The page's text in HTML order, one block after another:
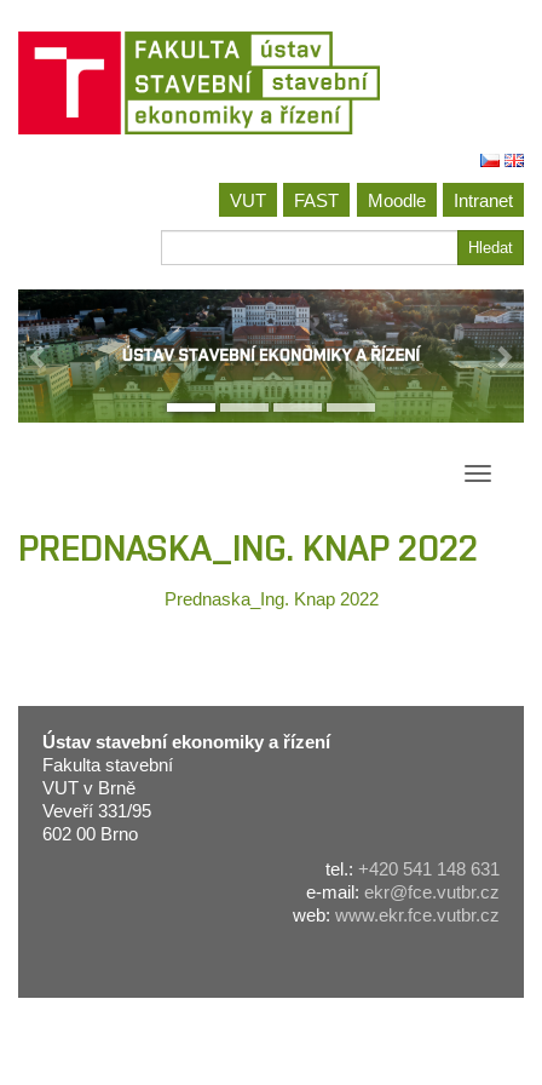
VUT FAST Moodle
Intranet
Hledat
PREDNASKA_ING. KNAP 2022
Prednaska_Ing. Knap 2022
Ústav stavební ekonomiky a řízení
Fakulta stavební
VUT v Brně
Veveří 331/95
602 00 Brno
tel.: +420 541 148 631
e-mail: ekr@fce.vutbr.cz
web: www.ekr.fce.vutbr.cz